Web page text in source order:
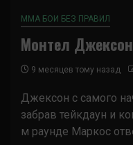
ММА БОИ БЕЗ ПРАВИЛ
Монтел
9 месяцев тому назад
Джексон с самого
забрав тейкдаун и
м раунде Маркос